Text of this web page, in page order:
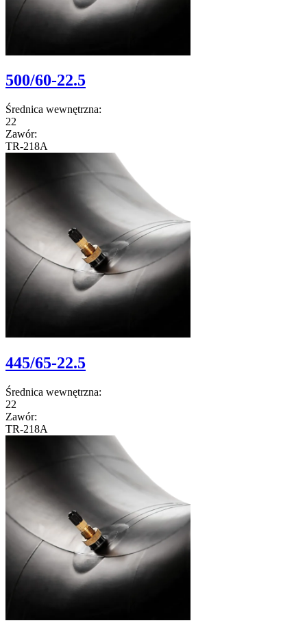
500/60-22.5
Średnica wewnętrzna:
22
Zawór:
TR-218A
445/65-22.5
Średnica wewnętrzna:
22
Zawór:
TR-218A